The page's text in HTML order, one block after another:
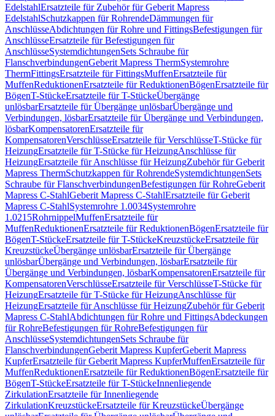
EdelstahlErsatzteile für Zubehör für Geberit Mapress
EdelstahlSchutzkappen für RohrendeDämmungen für
AnschlüsseAbdichtungen für Rohre und FittingsBefestigungen für
AnschlüsseErsatzteile für Befestigungen für
AnschlüsseSystemdichtungenSets Schraube für
FlanschverbindungenGeberit Mapress ThermSystemrohre
ThermFittingsErsatzteile für FittingsMuffenErsatzteile für
MuffenReduktionenErsatzteile für ReduktionenBögenErsatzteile für
BögenT-StückeErsatzteile für T-StückeÜbergänge
unlösbarErsatzteile für Übergänge unlösbarÜbergänge und
Verbindungen, lösbarErsatzteile für Übergänge und Verbindungen,
lösbarKompensatorenErsatzteile für
KompensatorenVerschlüsseErsatzteile für VerschlüsseT-Stücke für
HeizungErsatzteile für T-Stücke für HeizungAnschlüsse für
HeizungErsatzteile für Anschlüsse für HeizungZubehör für Geberit
Mapress ThermSchutzkappen für RohrendeSystemdichtungenSets
Schraube für FlanschverbindungenBefestigungen für RohreGeberit
Mapress C-StahlGeberit Mapress C-StahlErsatzteile für Geberit
Mapress C-StahlSystemrohre 1.0034Systemrohre
1.0215RohrnippelMuffenErsatzteile für
MuffenReduktionenErsatzteile für ReduktionenBögenErsatzteile für
BögenT-StückeErsatzteile für T-StückeKreuzstückeErsatzteile für
KreuzstückeÜbergänge unlösbarErsatzteile für Übergänge
unlösbarÜbergänge und Verbindungen, lösbarErsatzteile für
Übergänge und Verbindungen, lösbarKompensatorenErsatzteile für
KompensatorenVerschlüsseErsatzteile für VerschlüsseT-Stücke für
HeizungErsatzteile für T-Stücke für HeizungAnschlüsse für
HeizungErsatzteile für Anschlüsse für HeizungZubehör für Geberit
Mapress C-StahlAbdichtungen für Rohre und FittingsAbdeckungen
für RohreBefestigungen für RohreBefestigungen für
AnschlüsseSystemdichtungenSets Schraube für
FlanschverbindungenGeberit Mapress KupferGeberit Mapress
KupferErsatzteile für Geberit Mapress KupferMuffenErsatzteile für
MuffenReduktionenErsatzteile für ReduktionenBögenErsatzteile für
BögenT-StückeErsatzteile für T-StückeInnenliegende
ZirkulationErsatzteile für Innenliegende
ZirkulationKreuzstückeErsatzteile für KreuzstückeÜbergänge